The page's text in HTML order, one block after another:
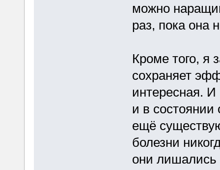
можно
раз, пока она
Кроме того, я
сохраняет
интересная.
и в
ещё
болезни
они лишались